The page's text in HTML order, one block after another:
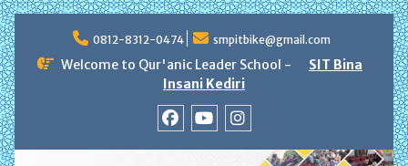
content
0812-8312-0474 smpitbike@gmail.com
Welcome to Qur'anic Leader School -
SIT Bina
Insani Kediri